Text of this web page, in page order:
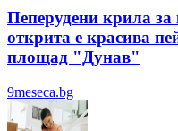
Пеперудени крила
открита е красива
площад "Дунав"
9meseca.bg